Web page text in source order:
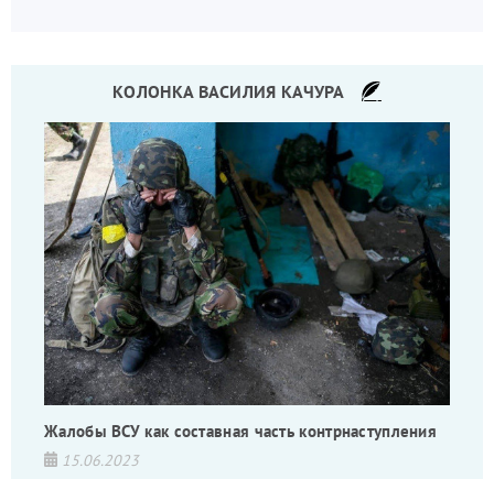
КОЛОНКА ВАСИЛИЯ КАЧУРА
Жалобы ВСУ как составная часть контрнаступления
15.06.2023